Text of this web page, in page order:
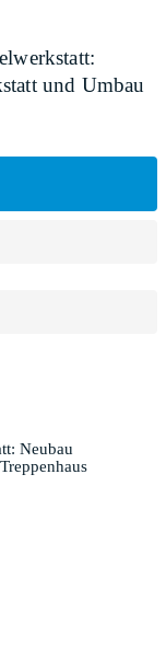
und Umbau
Neubau